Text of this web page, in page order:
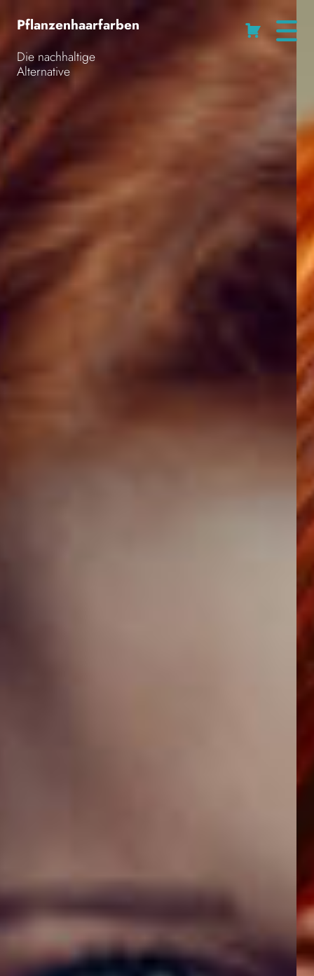
Cart
Pflanzenhaarfarben
Die nachhaltige
Alternative